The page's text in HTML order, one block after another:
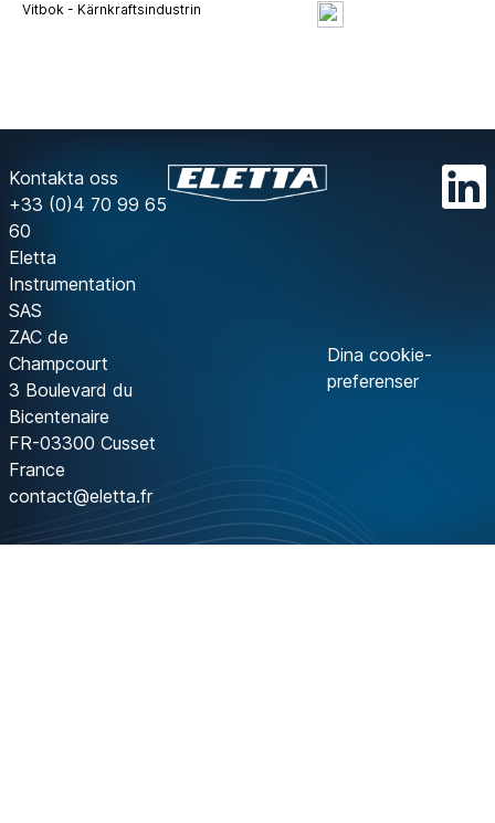
Vitbok - Kärnkraftsindustrin
Kontakta oss
+33 (0)4 70 99 65
60
Eletta
Instrumentation
SAS
ZAC de
Champcourt
3 Boulevard du
Bicentenaire
FR-03300 Cusset
France
contact@eletta.fr
Dina cookie-
preferenser